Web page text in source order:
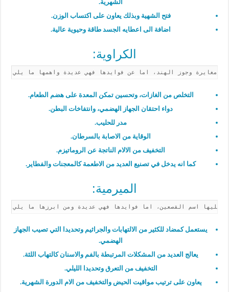
الشهرية.
فتح الشهية وبذلك يعاون على اكتساب الوزن.
اضافة الى اعطايه الجسد طاقة وحيوية عالية.
الكراوية:
التخلص من الغازات، وتحسين تمكن المعدة على هضم الطعام.
دواء احتقان الجهاز الهضمي، وانتفاخات البطن.
مدر للحليب.
الوقاية من الاصابة بالسرطان.
التخفيف من الالام الناتجة عن الروماتيزم.
كما انه يدخل في تصنيع العديد من الاطعمة كالمعجنات والفطاير.
الميرمية:
يستعمل كمضاد للكثير من الالتهابات والجراثيم وتحديدا التي تصيب الجهاز
الهضمي.
يعالج العديد من المشكلات المرتبطة بالفم والاسنان كالتهاب اللثة.
التخفيف من التعرق وتحديدا الليلي.
يعاون على ترتيب مواقيت الحيض والتخفيف من الام الدورة الشهرية.